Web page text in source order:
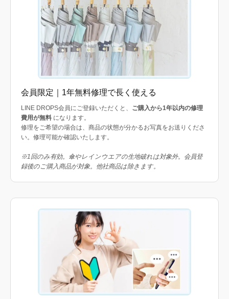
会員限定｜1年無料修理で長く使える
LINE DROPS会員にご登録いただくと、 ご購入から1年以内の修理
費用が無料 になります。
修理をご希望の場合は、商品の状態が分かるお写真をお送りくださ
い。修理可能か確認いたします。
※1回のみ有効。傘やレインウエアの生地破れは対象外。会員登
録後のご購入商品が対象。他社商品は除きます。